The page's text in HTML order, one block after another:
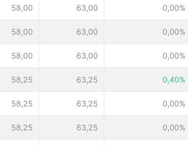
58,00 63,00 0,00%
58,00 63,00 0,00%
58,00 63,00 0,00%
58,25 63,25 0,40%
58,25 63,25 0,00%
58,25 63,25 0,00%